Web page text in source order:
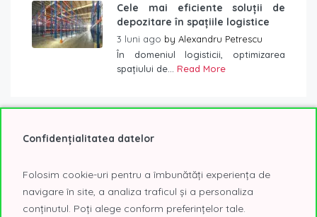
Cele mai eficiente soluții de
depozitare în spațiile logistice
3 luni ago by Alexandru Petrescu
În domeniul logisticii, optimizarea
spațiului de... Read More
Etichete
AFI Tech Park
birouri
birouri Bucuresti
birouri clasa A
Confidențialitatea datelor
Folosim cookie-uri pentru a îmbunătăți experiența de
navigare în site, a analiza traficul și a personaliza
conținutul. Poți alege conform preferințelor tale.